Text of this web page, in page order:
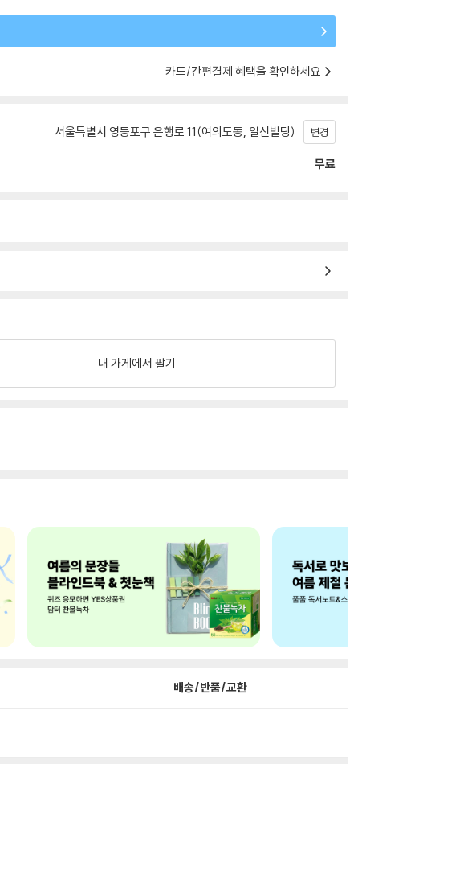
카드/간편결제 혜택을 확인하세요
서울특별시 영등포구 은행로 11(여의도동, 일신빌딩) 변경
무료
내 가게에서 팔기
배송/반품/교환